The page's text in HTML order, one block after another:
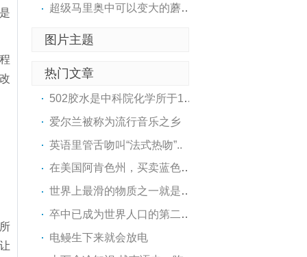
超级马里奥中可以变大的蘑菇..
图片主题
热门文章
502胶水是中科院化学所于1964..
爱尔兰被称为流行音乐之乡
英语里管舌吻叫“法式热吻”..
在美国阿肯色州，买卖蓝色的..
世界上最滑的物质之一就是膝..
卒中已成为世界人口的第二大..
电鳗生下来就会放电